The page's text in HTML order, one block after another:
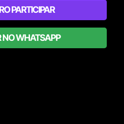
PARTICIPAR
NO WHATSAPP